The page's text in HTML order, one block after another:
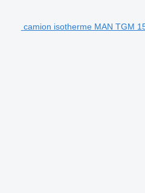
camion isotherme MAN TGM